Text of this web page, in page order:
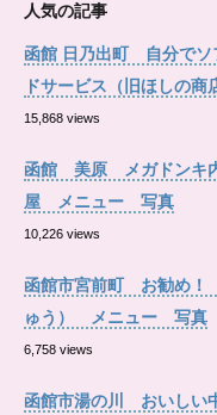
人気の記事
函館 日乃出町 自分で
ドサービス（旧ほしの商
15,868 views
函館 美原 メガドンキ
屋 メニュー 写真
10,226 views
函館市宮前町 お勧め！
ゅう） メニュー 写真
6,758 views
函館市湯の川 おいしい